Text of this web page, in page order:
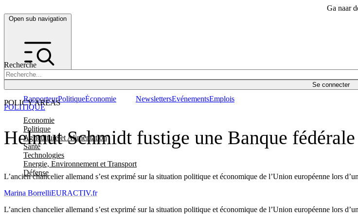
Ga naar
Open sub navigation
Recherche
Se connecter
POLICY AREAS
Economie
Politique
Agriculture et Alimentation
Santé
Technologies
Energie, Environnement et Transport
Défense
RapporteurPolitiqueÉconomie NewslettersEvénementsEmplois
Helmut Schmidt fustige une Banque
L’ancien chancelier allemand s’est exprimé sur la situation politique et économique de l’Union européenne lors
POLITIQUE
Marina BorrelliEURACTIV.fr
L’ancien chancelier allemand s’est exprimé sur la situation politique et économique de l’Union européenne lors